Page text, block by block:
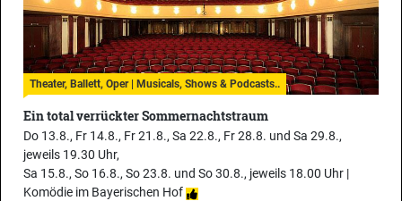
Theater, Ballett, Oper | Musicals, Shows & Podcasts..
Ein total verrückter Sommernachtstraum
Do 13.8., Fr 14.8., Fr 21.8., Sa 22.8., Fr 28.8. und Sa 29.8.,
jeweils 19.30 Uhr,
Sa 15.8., So 16.8., So 23.8. und So 30.8., jeweils 18.00 Uhr |
Komödie im Bayerischen Hof